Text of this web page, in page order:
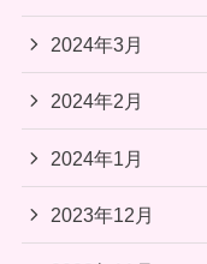
2024年3月
2024年2月
2024年1月
2023年12月